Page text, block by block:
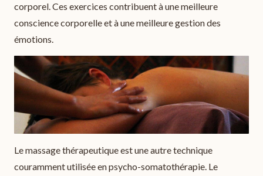
corporel. Ces exercices contribuent à une meilleure
conscience corporelle et à une meilleure gestion des
émotions.
Le massage thérapeutique est une autre technique
couramment utilisée en psycho-somatothérapie. Le